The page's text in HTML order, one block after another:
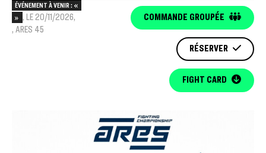
ÉVÉNEMENT À VENIR : «
» , LE 20/11/2026,
, ARES 45
COMMANDE GROUPÉE
RÉSERVER
FIGHT CARD